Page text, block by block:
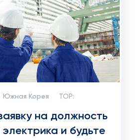
Южная Корея TOP:
на должность
и будьте